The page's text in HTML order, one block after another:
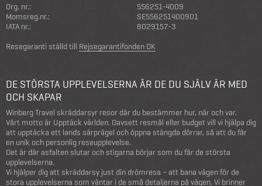
Org. nr.:
556251-4009
Momsreg.nr.:
SE556251400901
IATA nr.:
8029157-3
Resegaranti ställd till Rejsegarantifonden DK
DE STÖRSTA UPPLEVELSERNA ÄR DE DU SJÄLV ÄR MED
OCH SKAPAR
Winberg Travel skräddarsyr resor där du bestämmer hur, när och var.
Vårt motto är Upptäck världen. Oavsett resmål eller budget vill vi hjälpa dig
att upptäcka ett lands särprägel och öppna stängda dörrar, så att du får
en unik och personlig reseupplevelse.
Det är där asfalten slutar och stigarna börjar som du får de största
upplevelserna.
Vi hjälper dig att skräddarsy just din drömresa – att bana vägen för de
stora upplevelserna som väntar i de små detaljerna på vägen. Vi brinner